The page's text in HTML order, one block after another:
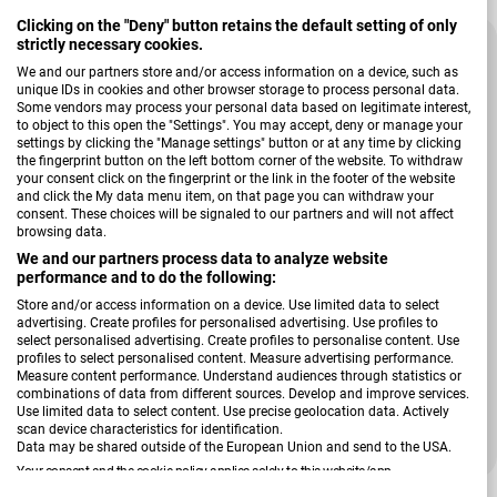
Clicking on the "Deny" button retains the default setting of only
strictly necessary cookies.
We and our partners store and/or access information on a device, such as
unique IDs in cookies and other browser storage to process personal data.
Some vendors may process your personal data based on legitimate interest,
to object to this open the "Settings". You may accept, deny or manage your
settings by clicking the "Manage settings" button or at any time by clicking
the fingerprint button on the left bottom corner of the website. To withdraw
your consent click on the fingerprint or the link in the footer of the website
and click the My data menu item, on that page you can withdraw your
consent. These choices will be signaled to our partners and will not affect
browsing data.
We and our partners process data to analyze website
performance and to do the following:
Store and/or access information on a device. Use limited data to select
advertising. Create profiles for personalised advertising. Use profiles to
select personalised advertising. Create profiles to personalise content. Use
profiles to select personalised content. Measure advertising performance.
Measure content performance. Understand audiences through statistics or
combinations of data from different sources. Develop and improve services.
Use limited data to select content. Use precise geolocation data. Actively
scan device characteristics for identification.
Data may be shared outside of the European Union and send to the USA.
Your consent and the cookie policy applies solely to this website/app.
-35 %
Wohndecke Autum Ember, rot, 150 x 200 cm Autum
Ember
Verkäufer:
Biederlack
Verkaufspreis
45,00 €
Regulärer Preis
69,90 €